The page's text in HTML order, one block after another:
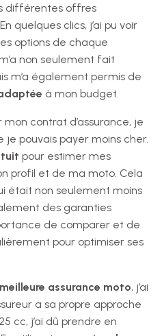
différentes offres
quelques clics, j’ai pu voir
options de chaque
non seulement fait
m’a également permis de
à mon budget.
contrat d’assurance, je
pouvais payer moins cher.
pour estimer mes
profil et de ma moto. Cela
était non seulement moins
des garanties
de comparer et de
pour optimiser ses
meilleure assurance moto, j’ai
a sa propre approche
cc, j’ai dû prendre en